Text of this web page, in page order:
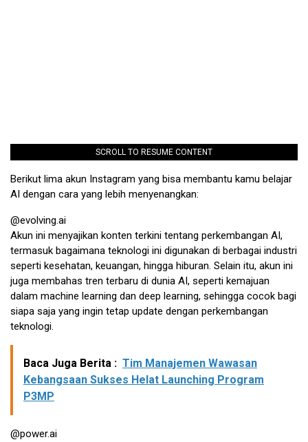
SCROLL TO RESUME CONTENT
Berikut lima akun Instagram yang bisa membantu kamu belajar
AI dengan cara yang lebih menyenangkan:
@evolving.ai
Akun ini menyajikan konten terkini tentang perkembangan AI,
termasuk bagaimana teknologi ini digunakan di berbagai industri
seperti kesehatan, keuangan, hingga hiburan. Selain itu, akun ini
juga membahas tren terbaru di dunia AI, seperti kemajuan
dalam machine learning dan deep learning, sehingga cocok bagi
siapa saja yang ingin tetap update dengan perkembangan
teknologi.
Baca Juga Berita : Tim Manajemen Wawasan
Kebangsaan Sukses Helat Launching Program
P3MP
@power.ai